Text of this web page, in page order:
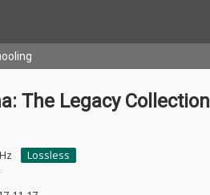
The Legacy Collection
Lossless